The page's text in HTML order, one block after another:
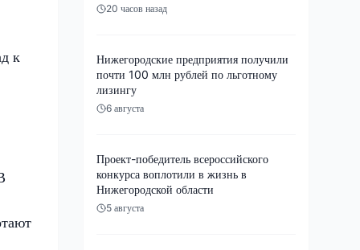
к
20 часов назад
Нижегородские предприятия получили
почти 100 млн рублей по льготному
лизингу
6 августа
Проект-победитель всероссийского
конкурса воплотили в жизнь в
Нижегородской области
5 августа